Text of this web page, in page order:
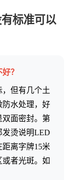
标准可以
？
但有几个土
防水处理，好
双面密封。第
发烫说明LED
离字牌15米
者光斑。如